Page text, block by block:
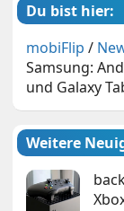
Du bist hier:
mobiFlip /
Samsung:
und Galaxy
Weitere